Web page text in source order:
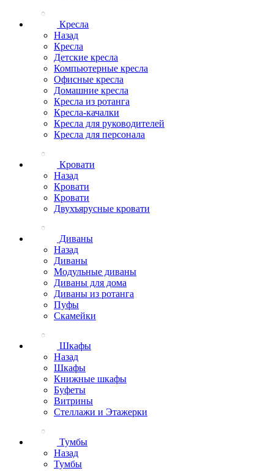
Кресла
Назад
Кресла
Детские кресла
Компьютерные кресла
Офисные кресла
Домашние кресла
Кресла из ротанга
Кресла-качалки
Кресла для руководителей
Кресла для персонала
Кровати
Назад
Кровати
Кровати
Двухъярусные кровати
Диваны
Назад
Диваны
Модульные диваны
Диваны для дома
Диваны из ротанга
Пуфы
Скамейки
Шкафы
Назад
Шкафы
Книжные шкафы
Буфеты
Витрины
Стеллажи и Этажерки
Тумбы
Назад
Тумбы